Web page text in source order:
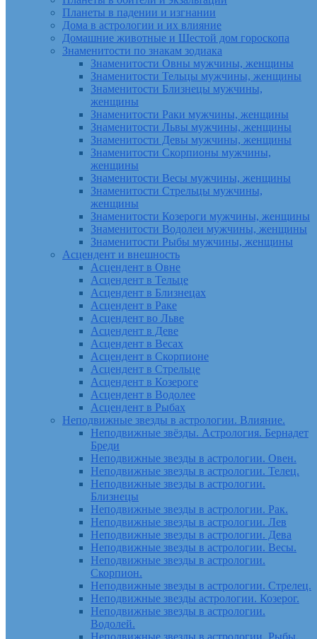
Планеты в падении и изгнании
Дома в астрологии и их влияние
Домашние животные и Шестой дом гороскопа
Знаменитости по знакам зодиака
Знаменитости Овны мужчины, женщины
Знаменитости Тельцы мужчины, женщины
Знаменитости Близнецы мужчины,
женщины
Знаменитости Раки мужчины, женщины
Знаменитости Львы мужчины, женщины
Знаменитости Девы мужчины, женщины
Знаменитости Скорпионы мужчины,
женщины
Знаменитости Весы мужчины, женщины
Знаменитости Стрельцы мужчины,
женщины
Знаменитости Козероги мужчины, женщины
Знаменитости Водолеи мужчины, женщины
Знаменитости Рыбы мужчины, женщины
Асцендент и внешность
Асцендент в Овне
Асцендент в Тельце
Асцендент в Близнецах
Асцендент в Раке
Асцендент во Льве
Асцендент в Деве
Асцендент в Весах
Асцендент в Скорпионе
Асцендент в Стрельце
Асцендент в Козероге
Асцендент в Водолее
Асцендент в Рыбах
Неподвижные звезды в астрологии. Влияние.
Неподвижные звёзды. Астрология. Бернадет
Бреди
Неподвижные звезды в астрологии. Овен.
Неподвижные звезды в астрологии. Телец.
Неподвижные звезды в астрологии.
Близнецы
Неподвижные звезды в астрологии. Рак.
Неподвижные звезды в астрологии. Лев
Неподвижные звезды в астрологии. Дева
Неподвижные звезды в астрологии. Весы.
Неподвижные звезды в астрологии.
Скорпион.
Неподвижные звезды в астрологии. Стрелец.
Неподвижные звезды астрологии. Козерог.
Неподвижные звезды в астрологии.
Водолей.
Неподвижные звезды в астрологии. Рыбы.